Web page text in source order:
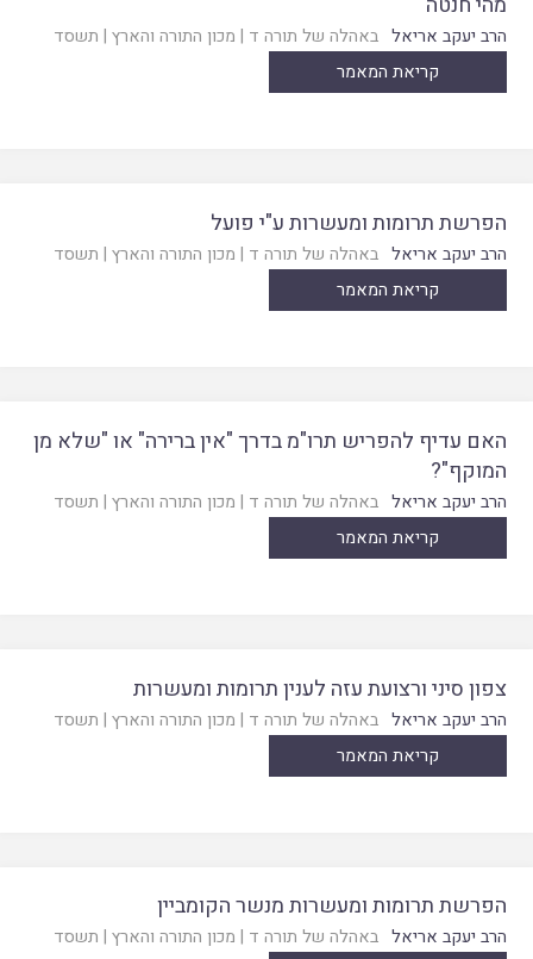
הרב יעקב אריאל באהלה של תורה ד | מכון התורה והארץ | תשסד
קריאת המאמר
הפרשת תרומות ומעשרות ע"י פועל
הרב יעקב אריאל באהלה של תורה ד | מכון התורה והארץ | תשסד
קריאת המאמר
האם עדיף להפריש תרו"מ בדרך "אין ברירה" או "שלא מן
המוקף"?
הרב יעקב אריאל באהלה של תורה ד | מכון התורה והארץ | תשסד
קריאת המאמר
צפון סיני ורצועת עזה לענין תרומות ומעשרות
הרב יעקב אריאל באהלה של תורה ד | מכון התורה והארץ | תשסד
קריאת המאמר
הפרשת תרומות ומעשרות מנשר הקומביין
הרב יעקב אריאל באהלה של תורה ד | מכון התורה והארץ | תשסד